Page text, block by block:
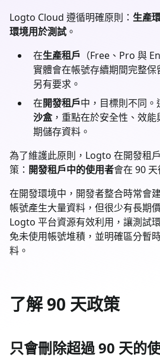
Logto Cloud 遵循明確原則： 生產
環境用於測試 。
在生產租戶 （Free、Pro 與
實體會在帳號存續期間完整
另有要求。
在開發租戶中，目標則不同。
沙盒，重點在於安全性、效
期儲存資料。
為了維護此原則，Logto 在開發租
策： 開發租戶中的使用者會在 90 天
在開發環境中，開發者整合時常會
帳號產生大量資料，但很少有長期
Logto 平台資源有效利用，讓測試
免未使用帳號堆積，並明確區分暫
料。
了解 90 天政策
只會刪除超過 90 天的